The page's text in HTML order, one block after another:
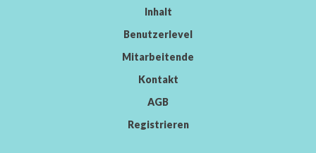
Inhalt
Benutzerlevel
Mitarbeitende
Kontakt
AGB
Registrieren